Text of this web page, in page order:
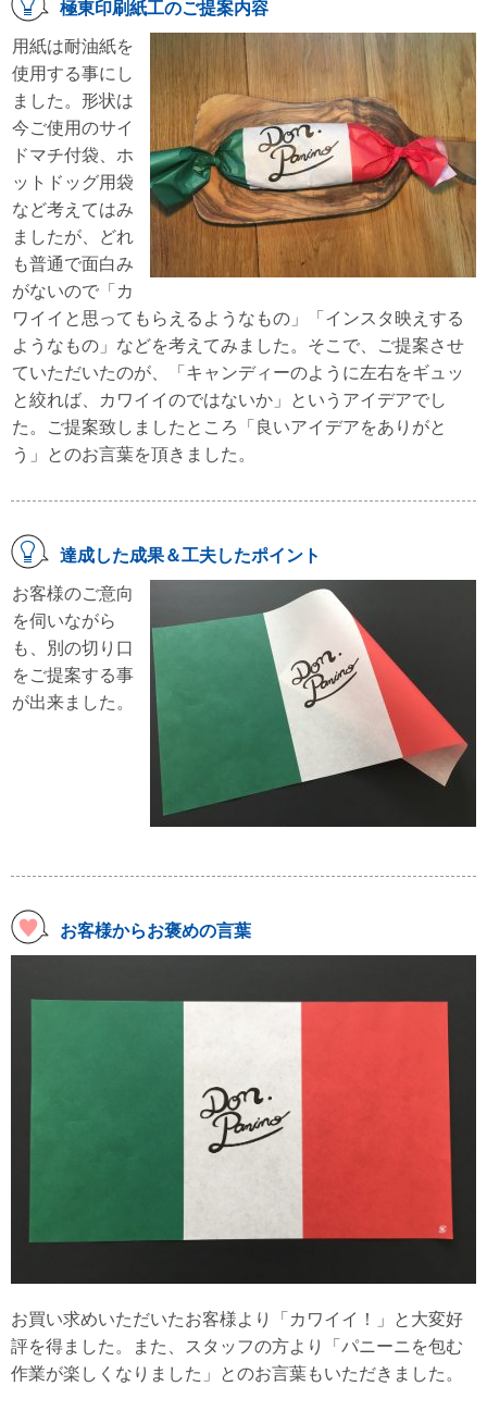
極東印刷紙工のご提案内容
用紙は耐油紙を
使用する事にし
ました。形状は
今ご使用のサイ
ドマチ付袋、ホ
ットドッグ用袋
など考えてはみ
ましたが、どれ
も普通で面白み
がないので「カ
ワイイと思ってもらえるようなもの」「インスタ映えする
ようなもの」などを考えてみました。そこで、ご提案させ
ていただいたのが、「キャンディーのように左右をギュッ
と絞れば、カワイイのではないか」というアイデアでし
た。ご提案致しましたところ「良いアイデアをありがと
う」とのお言葉を頂きました。
達成した成果＆工夫したポイント
お客様のご意向
を伺いながら
も、別の切り口
をご提案する事
が出来ました。
お客様からお褒めの言葉
お買い求めいただいたお客様より「カワイイ！」と大変好
評を得ました。また、スタッフの方より「パニーニを包む
作業が楽しくなりました」とのお言葉もいただきました。